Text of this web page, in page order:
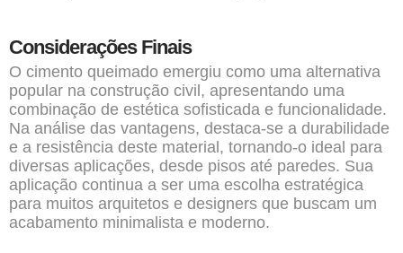
Considerações Finais
O cimento queimado emergiu como uma alternativa
popular na construção civil, apresentando uma
combinação de estética sofisticada e funcionalidade.
Na análise das vantagens, destaca-se a durabilidade
e a resistência deste material, tornando-o ideal para
diversas aplicações, desde pisos até paredes. Sua
aplicação continua a ser uma escolha estratégica
para muitos arquitetos e designers que buscam um
acabamento minimalista e moderno.